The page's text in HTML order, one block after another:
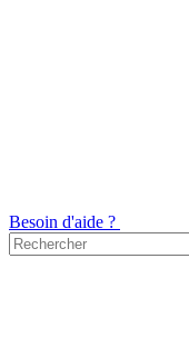
Besoin d'aide ?